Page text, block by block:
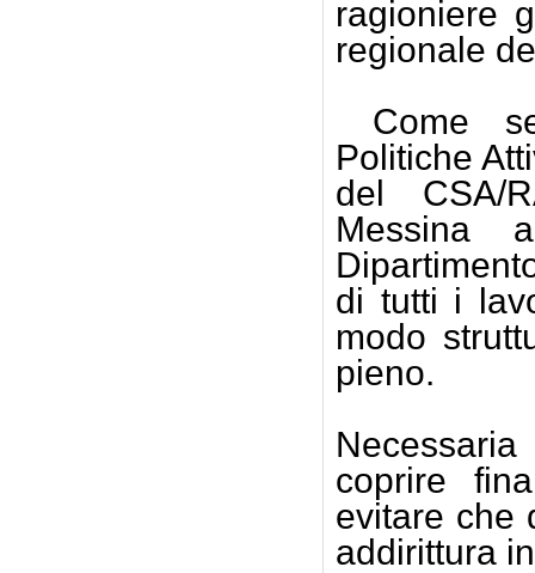
ragioniere
regionale
Come
Politiche
del CSA/
Messina
di tutti i
modo
pieno.
coprire
evitare che
addirittura